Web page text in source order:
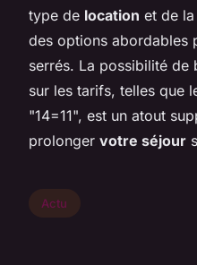
type de location et de
des options abordables
serrés. La possibilité
sur les tarifs, telles que
"14=11", est un atout
prolonger votre séjour
Actu